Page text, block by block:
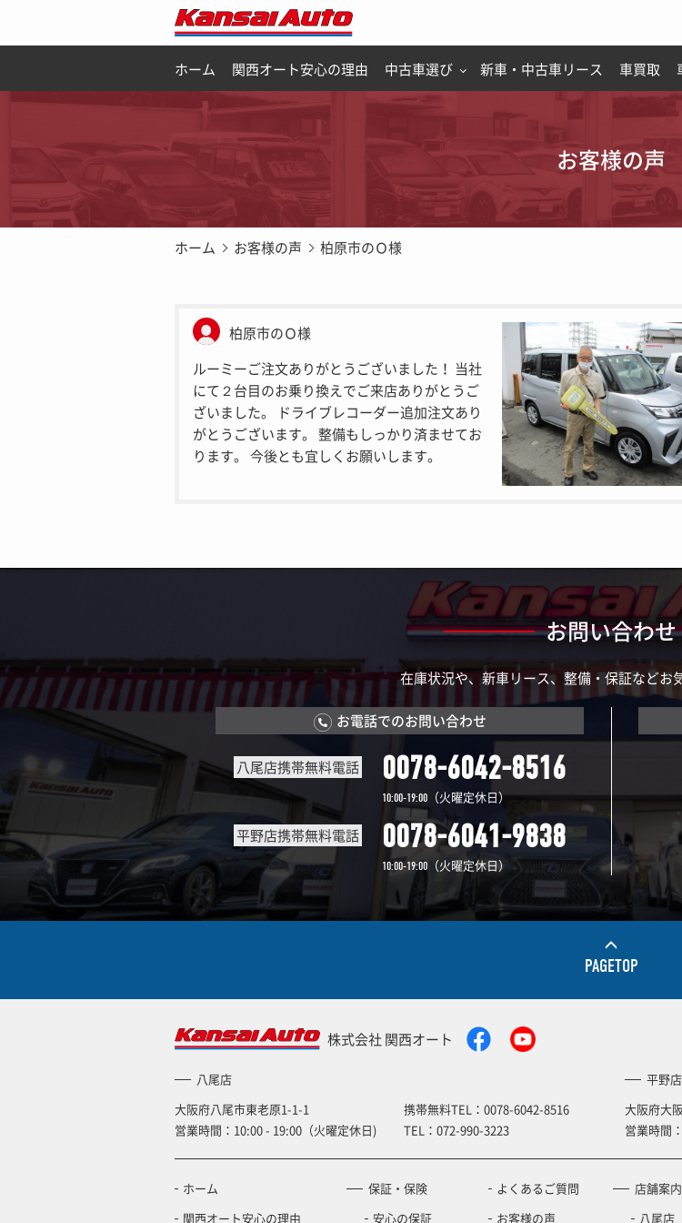
ホーム 関西オート安心の理由 中古車選び 新車・中古車リース 車買取
お客様の声
ホーム お客様の声 柏原市のＯ様
柏原市のＯ様
ルーミーご注文ありがとうございました！ 当社
にて２台目のお乗り換えでご来店ありがとうご
ざいました。 ドライブレコーダー追加注文あり
がとうございます。 整備もしっかり済ませてお
ります。 今後とも宜しくお願いします。
お問い合わせ
在庫状況や、新車リース、整備・保証などお
お電話でのお問い合わせ
八尾店携帯無料電話 0078-6042-8516
10:00-19:00 （火曜定休日）
平野店携帯無料電話 0078-6041-9838
10:00-19:00 （火曜定休日）
PAGETOP
株式会社 関西オート
八尾店
大阪府八尾市東老原1-1-1
営業時間：10:00 - 19:00（火曜定休日)
携帯無料TEL： 0078-6042-8516
TEL： 072-990-3223
平野店
大阪府大
営業時間
ホーム
関西オート安心の理由
保証・保険
安心の保証
よくあるご質問
お客様の声
店舗案内
八尾店